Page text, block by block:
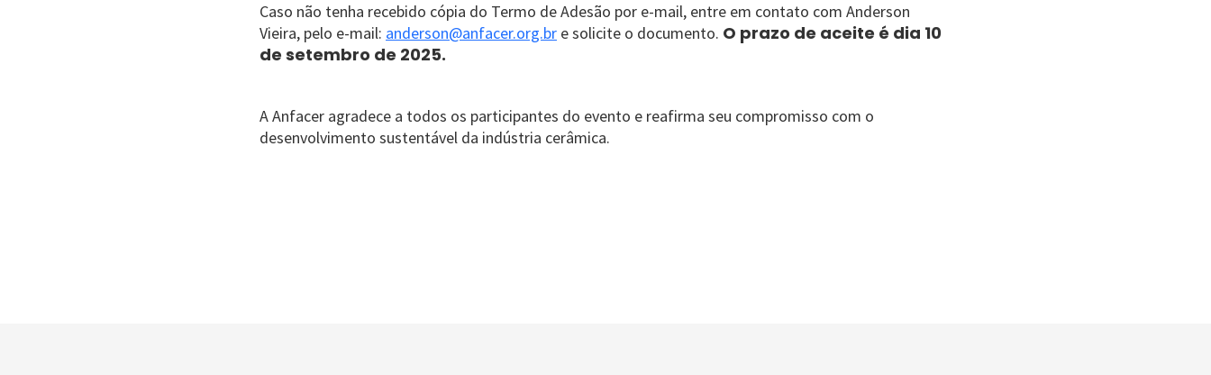
Caso não tenha recebido cópia do Termo de Adesão por e-mail, entre em contato com Anderson
Vieira, pelo e-mail: anderson@anfacer.org.br e solicite o documento. O prazo de aceite é dia 10
de setembro de 2025.
A Anfacer agradece a todos os participantes do evento e reafirma seu compromisso com o
desenvolvimento sustentável da indústria cerâmica.